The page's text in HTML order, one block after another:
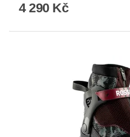
4 290 Kč